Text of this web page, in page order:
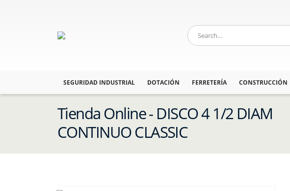
SEGURIDAD INDUSTRIAL DOTACIÓN FERRETERÍA CONSTRUCCIÓN
Tienda Online - DISCO 4 1/2 DIAM
CONTINUO CLASSIC